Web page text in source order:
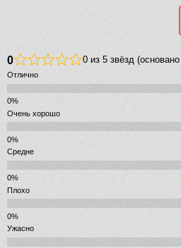
0 0 из 5 звёзд
Отлично
Очень хорошо
Средне
Плохо
Ужасно